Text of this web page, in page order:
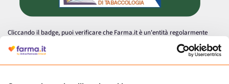
Cliccando il badge, puoi verificare che Farma.it è un'entità regolarmente
autorizzata dal Ministero della Salute a effettuare la vendita online di
medicinali.